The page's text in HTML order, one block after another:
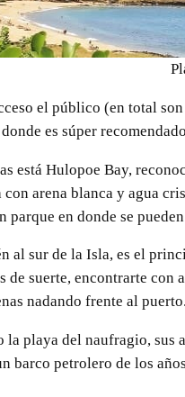
el público (en total
es súper
está Hulopoe Bay,
arena blanca y agua
parque en donde se
al sur de la Isla, es el
de suerte, encontrarte
nadando frente al puerto.
playa del naufragio, sus
barco petrolero de los